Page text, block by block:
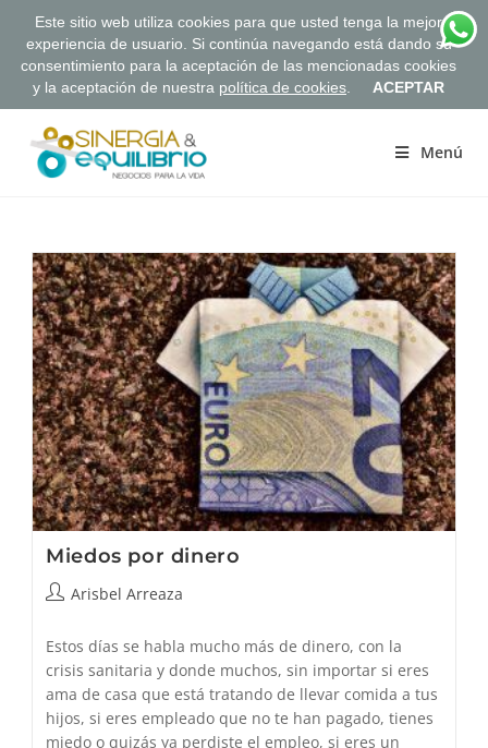
contenido
Menú
Miedos por dinero
Autor
la
entrada:
Arisbel Arreaza
Estos días se habla mucho más de dinero, con la
crisis sanitaria y donde muchos, sin importar si eres
ama de casa que está tratando de llevar comida a tus
hijos, si eres empleado que no te han pagado, tienes
miedo o quizás ya perdiste el empleo, si eres un
Este sitio web utiliza cookies para que usted tenga la mejor
experiencia de usuario. Si continúa navegando está dando su
consentimiento para la aceptación de las mencionadas cookies
y la aceptación de nuestra política de cookies ACEPTAR